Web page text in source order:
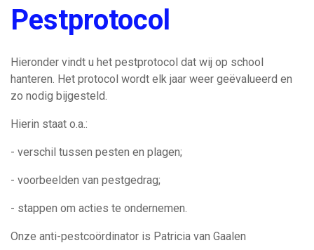
Pestprotocol
Hieronder vindt u het pestprotocol dat wij op school
hanteren. Het protocol wordt elk jaar weer geëvalueerd en
zo nodig bijgesteld.
Hierin staat o.a.:
- verschil tussen pesten en plagen;
- voorbeelden van pestgedrag;
- stappen om acties te ondernemen.
Onze anti-pestcoördinator is Patricia van Gaalen